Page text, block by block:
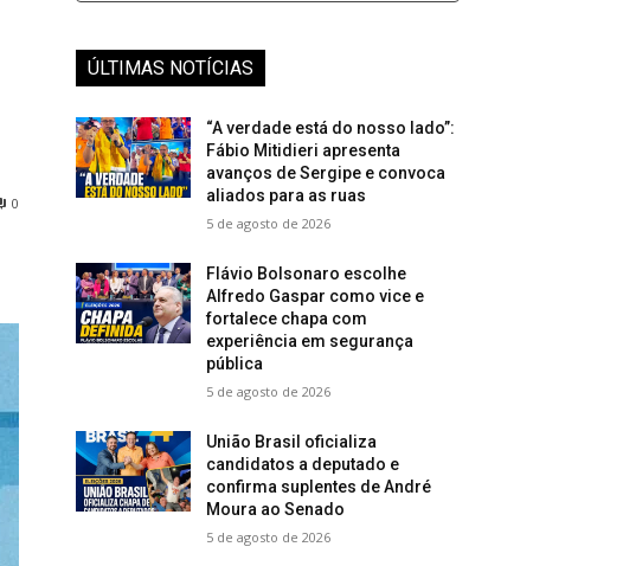
0
ÚLTIMAS NOTÍCIAS
“A verdade está do nosso lado”:
Fábio Mitidieri apresenta
avanços de Sergipe e convoca
aliados para as ruas
5 de agosto de 2026
Flávio Bolsonaro escolhe
Alfredo Gaspar como vice e
fortalece chapa com
experiência em segurança
pública
5 de agosto de 2026
União Brasil oficializa
candidatos a deputado e
confirma suplentes de André
Moura ao Senado
5 de agosto de 2026